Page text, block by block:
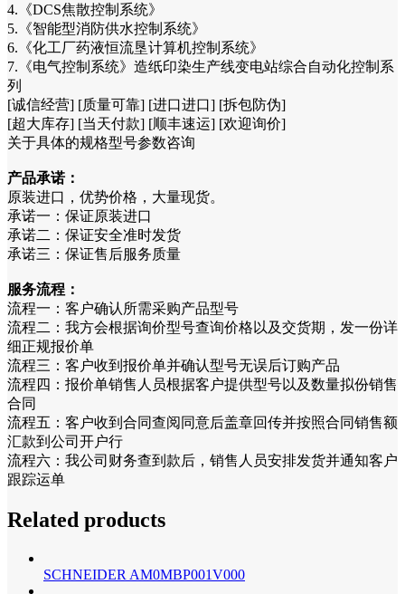
4.《DCS焦散控制系统》
5.《智能型消防供水控制系统》
6.《化工厂药液恒流垦计算机控制系统》
7.《电气控制系统》造纸印染生产线变电站综合自动化控制系
列
[诚信经营] [质量可靠] [进口进口] [拆包防伪]
[超大库存] [当天付款] [顺丰速运] [欢迎询价]
关于具体的规格型号参数咨询
产品承诺：
原装进口，优势价格，大量现货。
承诺一：保证原装进口
承诺二：保证安全准时发货
承诺三：保证售后服务质量
服务流程：
流程一：客户确认所需采购产品型号
流程二：我方会根据询价型号查询价格以及交货期，发一份详
细正规报价单
流程三：客户收到报价单并确认型号无误后订购产品
流程四：报价单销售人员根据客户提供型号以及数量拟份销售
合同
流程五：客户收到合同查阅同意后盖章回传并按照合同销售额
汇款到公司开户行
流程六：我公司财务查到款后，销售人员安排发货并通知客户
跟踪运单
Related products
SCHNEIDER AM0MBP001V000